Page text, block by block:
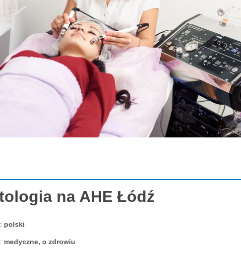
na AHE Łódź
polski
medyczne, o zdrowiu